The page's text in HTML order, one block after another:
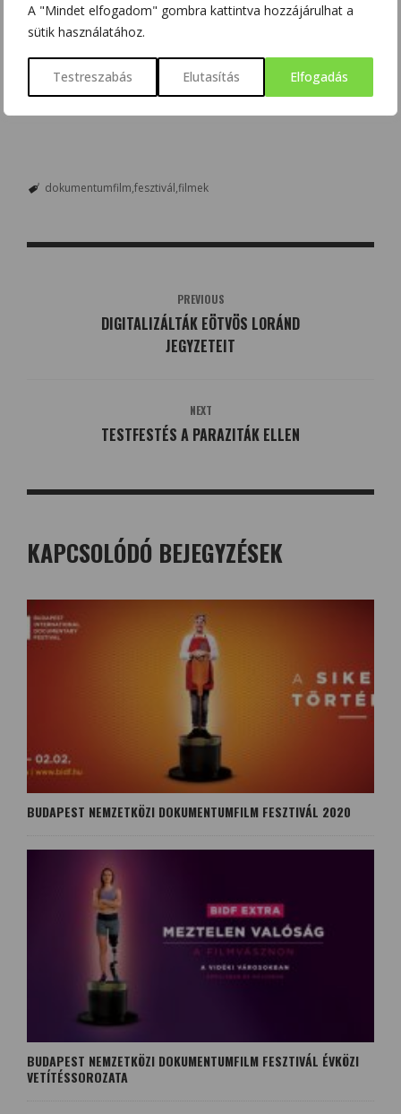
A "Mindet elfogadom" gombra kattintva hozzájárulhat a
sütik használatához.
Testreszabás Elutasítás Elfogadás
dokumentumfilm fesztivál filmek
PREVIOUS
DIGITALIZÁLTÁK EÖTVÖS LORÁND
JEGYZETEIT
NEXT
TESTFESTÉS A PARAZITÁK ELLEN
KAPCSOLÓDÓ BEJEGYZÉSEK
BUDAPEST NEMZETKÖZI DOKUMENTUMFILM FESZTIVÁL 2020
BUDAPEST NEMZETKÖZI DOKUMENTUMFILM FESZTIVÁL ÉVKÖZI
VETÍTÉSSOROZATA